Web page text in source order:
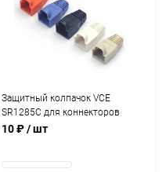
В наличии
Защитный колпачок VCE
SR1285C для коннекторов
RJ45, CAT5e/6 Серый
10 ₽/ шт